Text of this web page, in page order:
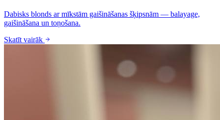
Dabisks blonds ar mīkstām gaišināšanas šķipsnām — balayage,
gaišināšana un toņošana.
Skatīt vairāk